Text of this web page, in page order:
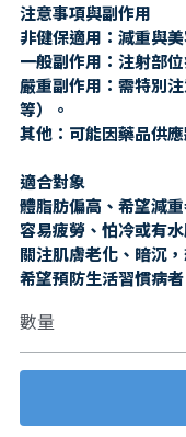
注意事項與副作用
非健保適用：減重與
一般副作用：注射部
嚴重副作用：需特別
等）。
其他：可能因藥品供
適合對象
體脂肪偏高、希望減重
容易疲勞、怕冷或有水
關注肌膚老化、暗沉
希望預防生活習慣病者
數量